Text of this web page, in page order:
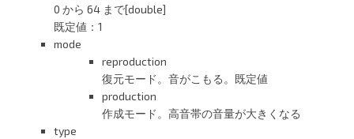
0 から 64 まで[double]
既定値：1
mode
reproduction
復元モード。音がこもる。既定値
production
作成モード。高音帯の音量が大きくなる
type